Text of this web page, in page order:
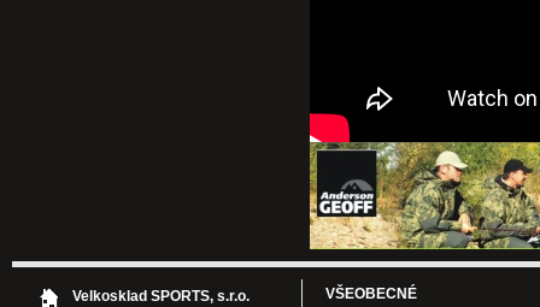
Velkosklad SPORTS, s.r.o.
VŠEOBECNÉ